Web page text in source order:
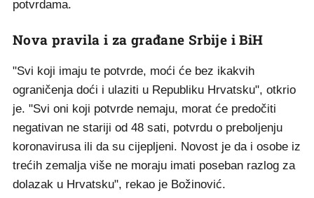
potvrdama.
Nova pravila i za građane Srbije i BiH
"Svi koji imaju te potvrde, moći će bez ikakvih
ograničenja doći i ulaziti u Republiku Hrvatsku", otkrio
je. "Svi oni koji potvrde nemaju, morat će predočiti
negativan ne stariji od 48 sati, potvrdu o preboljenju
koronavirusa ili da su cijepljeni. Novost je da i osobe iz
trećih zemalja više ne moraju imati poseban razlog za
dolazak u Hrvatsku", rekao je Božinović.